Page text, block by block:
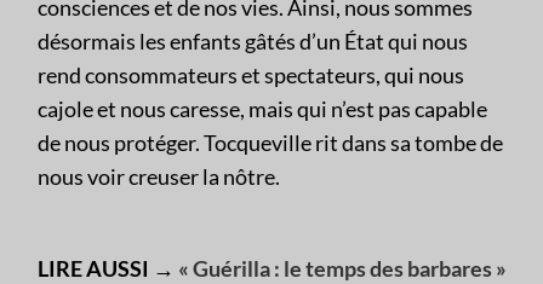
consciences et de nos vies. Ainsi, nous sommes
désormais les enfants gâtés d’un État qui nous
rend consommateurs et spectateurs, qui nous
cajole et nous caresse, mais qui n’est pas capable
de nous protéger. Tocqueville rit dans sa tombe de
nous voir creuser la nôtre.
LIRE AUSSI → « Guérilla : le temps des barbares »